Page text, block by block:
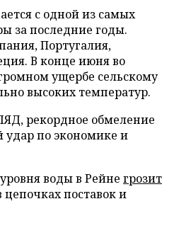
с одной из самых
за последние годы.
Португалия,
В конце июня во
ущербе сельскому
высоких температур.
рекордное обмеление
удар по экономике и
воды в Рейне грозит
поставок и